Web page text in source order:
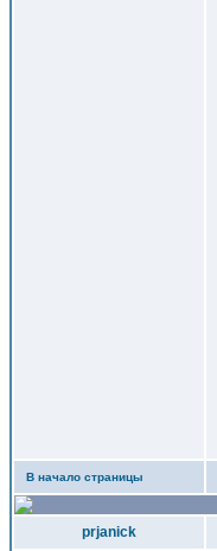
В начало страницы
prjanick